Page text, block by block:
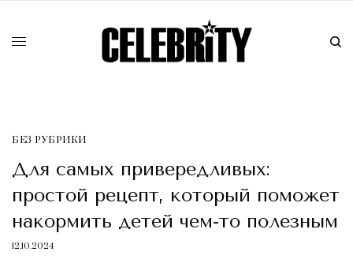
БЕЗ РУБРИКИ
Для самых привередливых:
простой рецепт, который поможет
накормить детей чем-то полезным
12.10.2024